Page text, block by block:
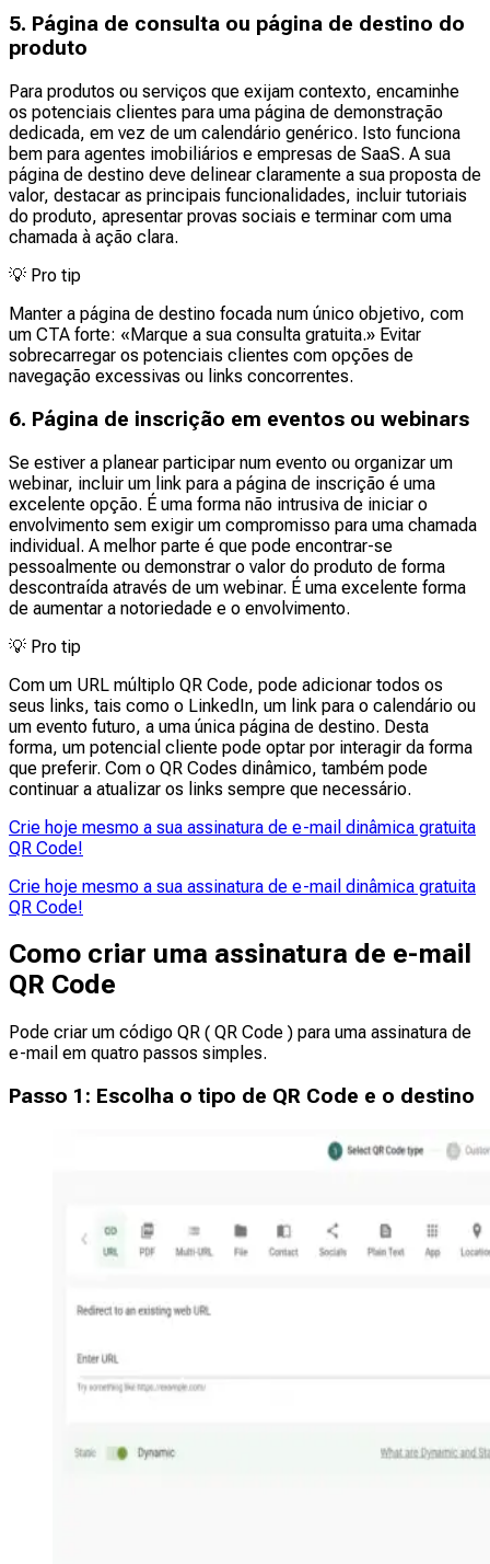
5. Página de consulta ou página de destino do
produto
Para produtos ou serviços que exijam contexto, encaminhe
os potenciais clientes para uma página de demonstração
dedicada, em vez de um calendário genérico. Isto funciona
bem para agentes imobiliários e empresas de SaaS. A sua
página de destino deve delinear claramente a sua proposta de
valor, destacar as principais funcionalidades, incluir tutoriais
do produto, apresentar provas sociais e terminar com uma
chamada à ação clara.
💡 Pro tip
Manter a página de destino focada num único objetivo, com
um CTA forte: «Marque a sua consulta gratuita.» Evitar
sobrecarregar os potenciais clientes com opções de
navegação excessivas ou links concorrentes.
6. Página de inscrição em eventos ou webinars
Se estiver a planear participar num evento ou organizar um
webinar, incluir um link para a página de inscrição é uma
excelente opção. É uma forma não intrusiva de iniciar o
envolvimento sem exigir um compromisso para uma chamada
individual. A melhor parte é que pode encontrar-se
pessoalmente ou demonstrar o valor do produto de forma
descontraída através de um webinar. É uma excelente forma
de aumentar a notoriedade e o envolvimento.
💡 Pro tip
Com um URL múltiplo QR Code, pode adicionar todos os
seus links, tais como o LinkedIn, um link para o calendário ou
um evento futuro, a uma única página de destino. Desta
forma, um potencial cliente pode optar por interagir da forma
que preferir. Com o QR Codes dinâmico, também pode
continuar a atualizar os links sempre que necessário.
Crie hoje mesmo a sua assinatura de e-mail dinâmica gratuita
QR Code!
Crie hoje mesmo a sua assinatura de e-mail dinâmica gratuita
QR Code!
Como criar uma assinatura de e-mail
QR Code
Pode criar um código QR ( QR Code ) para uma assinatura de
e-mail em quatro passos simples.
Passo 1: Escolha o tipo de QR Code e o destino